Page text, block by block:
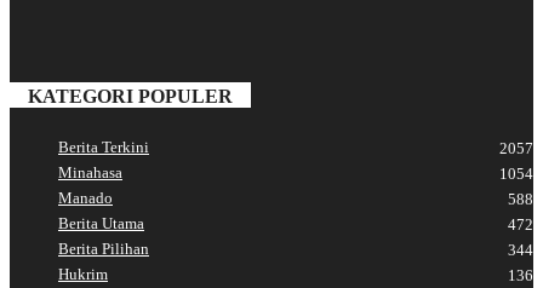
KATEGORI POPULER
Berita Terkini
2057
Minahasa
1054
Manado
588
Berita Utama
472
Berita Pilihan
344
Hukrim
136